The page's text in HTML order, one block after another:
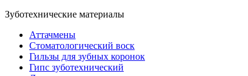
Зуботехнические материалы
Аттачмены
Стоматологический воск
Гильзы для зубных коронок
Гипс зуботехнический